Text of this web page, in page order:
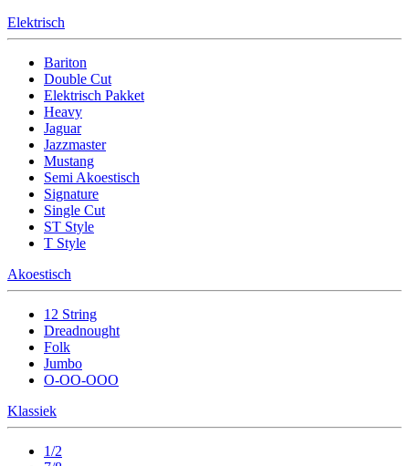
Elektrisch
Bariton
Double Cut
Elektrisch Pakket
Heavy
Jaguar
Jazzmaster
Mustang
Semi Akoestisch
Signature
Single Cut
ST Style
T Style
Akoestisch
12 String
Dreadnought
Folk
Jumbo
O-OO-OOO
Klassiek
1/2